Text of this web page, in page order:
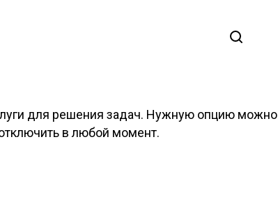
для решения задач. Нужную опцию можно
в любой момент.